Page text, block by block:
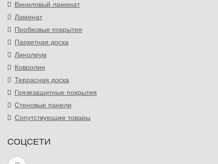
Виниловый ламинат
Ламинат
Пробковые покрытия
Паркетная доска
Линолеум
Ковролин
Террасная доска
Грязезащитные покрытия
Стеновые панели
Сопутствующие товары
СОЦСЕТИ